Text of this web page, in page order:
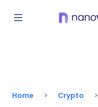
Home Crypto